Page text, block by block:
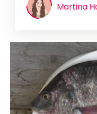
Martina